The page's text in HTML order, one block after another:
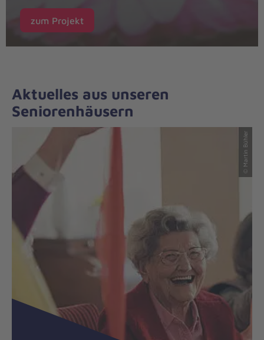
zum Projekt
Aktuelles aus unseren
Seniorenhäusern
© Martin Bühler